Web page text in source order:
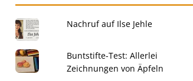
Nachruf auf Ilse Jehle
Buntstifte-Test: Allerlei
Zeichnungen von Äpfeln